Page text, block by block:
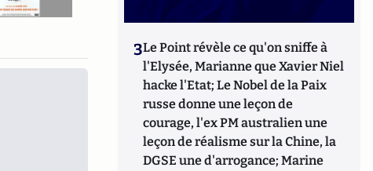
3Le Point révèle ce qu'on sniffe à
l'Elysée, Marianne que Xavier Niel
hacke l'Etat; Le Nobel de la Paix
russe donne une leçon de
courage, l'ex PM australien une
leçon de réalisme sur la Chine, la
DGSE une d'arrogance; Marine